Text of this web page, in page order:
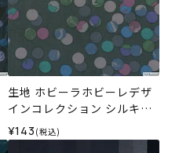
生地 ホビーラホビーレデザ
インコレクション シルキー
ローン カラフルドットボー
ダー＜3GR＞
¥143 (税込)